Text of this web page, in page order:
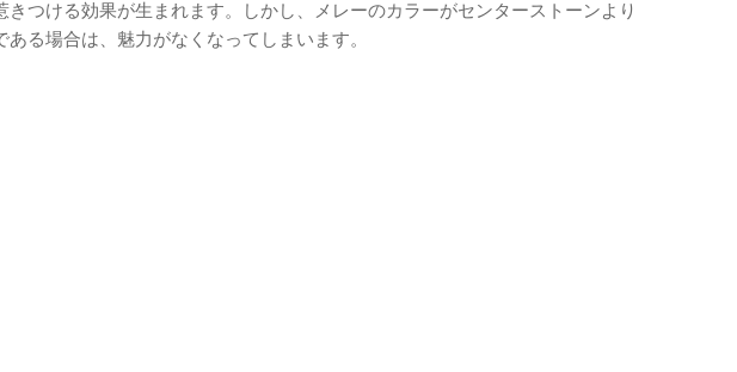
きつける効果が生まれます。しかし、メレーのカラーがセンターストーンより
ある場合は、魅力がなくなってしまいます。